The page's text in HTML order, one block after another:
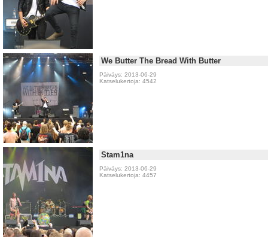
We Butter The Bread With Butter
Päiväys: 2013-06-29
Katselukertoja: 4542
Stam1na
Päiväys: 2013-06-29
Katselukertoja: 4457